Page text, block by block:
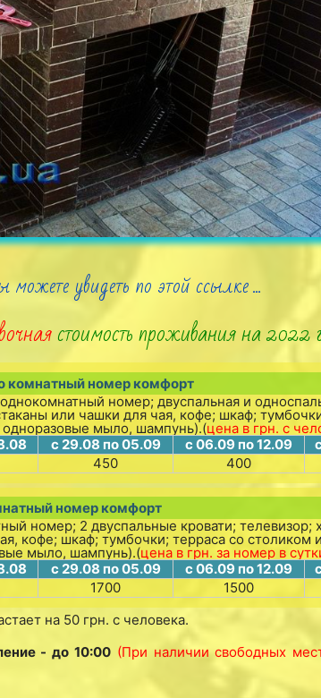
увидеть по этой ссылке ...
стоимость проживания на 2022
комнатный номер комфорт
номер; двуспальная и
или чашки для чая, кофе; шкаф;
одноразовые мыло, шампунь).(цена в грн. с
с 29.08 по 05.09 с 06.09 по 12.09
450 400
номер комфорт
номер; 2 двуспальные кровати; телевизор;
кофе; шкаф; тумбочки; терраса со столиком
мыло, шампунь).(цена в грн. за номер в
с 29.08 по 05.09 с 06.09 по 12.09
1700 1500
на 50 грн. с человека.
- до 10:00 (При наличии свободных